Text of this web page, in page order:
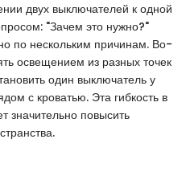
двух выключателей к одной
"Зачем это нужно?"
по нескольким причинам. Во-
освещением из разных точек
один выключатель у
с кроватью. Эта гибкость в
значительно повысить